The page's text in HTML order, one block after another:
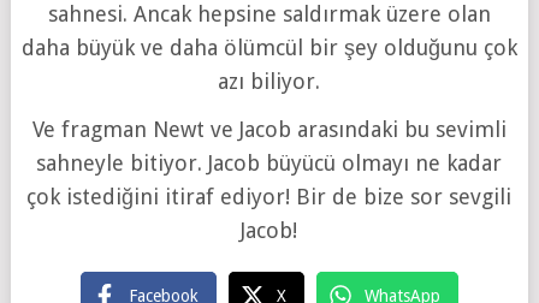
sahnesi. Ancak hepsine saldırmak üzere olan
daha büyük ve daha ölümcül bir şey olduğunu çok
azı biliyor.
Ve fragman Newt ve Jacob arasındaki bu sevimli
sahneyle bitiyor. Jacob büyücü olmayı ne kadar
çok istediğini itiraf ediyor! Bir de bize sor sevgili
Jacob!
Facebook X WhatsApp